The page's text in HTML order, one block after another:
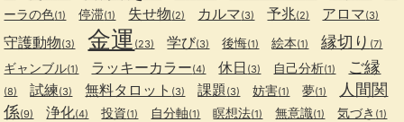
ーラの色(1) 停滞(1) 失せ物(2) カルマ(3) 予兆(2) アロマ(3)
守護動物(3) 金運 (23) 学び(3) 後悔(1) 絵本(1) 縁切り (7)
ギャンブル(1) ラッキーカラー(4) 休日 (3) 自己分析(1) ご縁
(8) 試練(3) 無料タロット (3) 課題 (3) 妨害(1) 夢(1)
人間関
係(9) 浄化(4) 投資(1) 自分軸(1) 瞑想法(1) 無意識(1) 気づき (1)